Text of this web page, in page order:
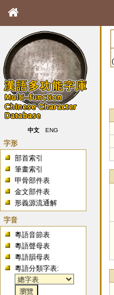
中文 ENG
字形
部首索引
筆畫索引
甲骨部件表
金文部件表
形義源流通解
字音
粵語音節表
粵語聲母表
粵語韻母表
粵語分類字表: